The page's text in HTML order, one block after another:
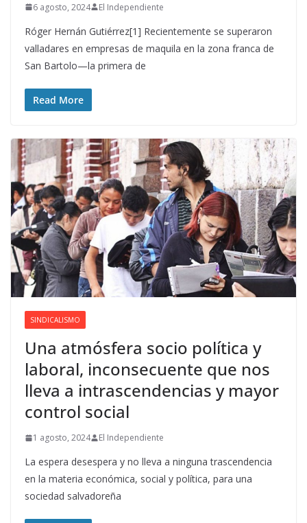
6 agosto, 2024 El Independiente
Róger Hernán Gutiérrez[1] Recientemente se superaron
valladares en empresas de maquila en la zona franca de
San Bartolo—la primera de
Read More
SINDICALISMO
Una atmósfera socio política y
laboral, inconsecuente que nos
lleva a intrascendencias y mayor
control social
1 agosto, 2024 El Independiente
La espera desespera y no lleva a ninguna trascendencia
en la materia económica, social y política, para una
sociedad salvadoreña